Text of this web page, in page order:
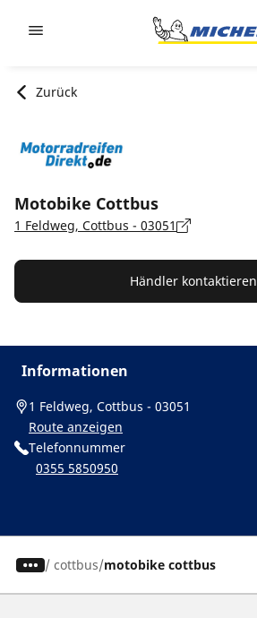
Zurück
Motobike Cottbus
1 Feldweg, Cottbus - 03051
Händler kontaktieren
Informationen
1 Feldweg, Cottbus - 03051
Route anzeigen
Telefonnummer
0355 5850950
/ cottbus motobike cottbus